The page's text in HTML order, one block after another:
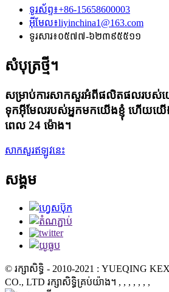
ទូរស័ព្ទ៖+86-15658600003
អ៊ីមែល៖liyinchina1@163.com
ទូរសារ៖០៥៧៧-៦២៣៩៥៥១១
សំបុត្រថ្មី។
សម្រាប់ការសាកសួរអំពីផលិតផលរបស់យ
ទុកអ៊ីមែលរបស់អ្នកមកយើងខ្ញុំ ហើយយើ
ពេល 24 ម៉ោង។
សាកសួរឥឡូវនេះ
សង្គម
© រក្សាសិទ្ធិ - 2010-2021 : YUEQING
CO., LTD រក្សាសិទ្ធិគ្រប់យ៉ាង។ , , , , , , ,